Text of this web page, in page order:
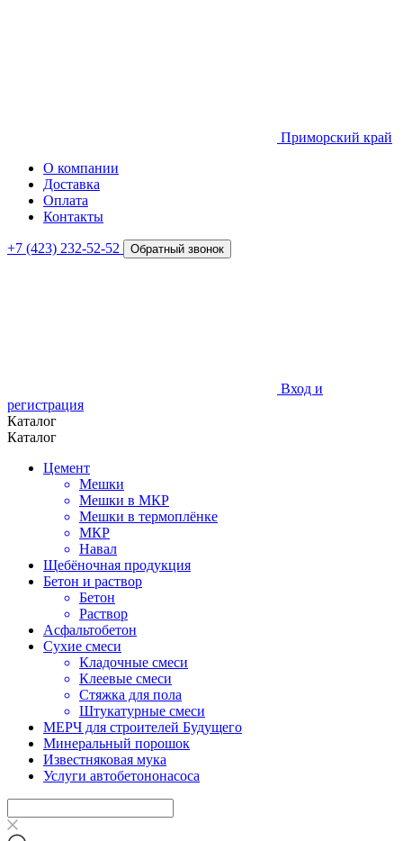
Приморский край
О компании
Доставка
Оплата
Контакты
+7 (423) 232-52-52 Обратный звонок
Вход и
регистрация
Каталог
Каталог
Цемент
Мешки
Мешки в МКР
Мешки в термоплёнке
МКР
Навал
Щебёночная продукция
Бетон и раствор
Бетон
Раствор
Асфальтобетон
Сухие смеси
Кладочные смеси
Клеевые смеси
Стяжка для пола
Штукатурные смеси
МЕРЧ для строителей Будущего
Минеральный порошок
Известняковая мука
Услуги автобетононасоса